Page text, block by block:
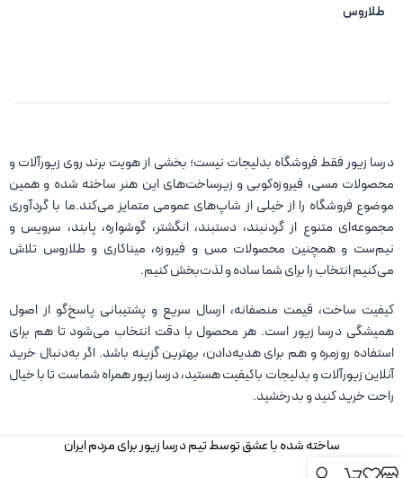
طلاروس
درسا زیور فقط فروشگاه بدلیجات نیست؛ بخشی از هویت برند روی زیورآلات و
محصولات مسی، فیروزه‌کوبی و زیرساخت‌های این هنر ساخته شده و همین
موضوع فروشگاه را از خیلی از شاپ‌های عمومی متمایز می‌کند.ما با گردآوری
مجموعه‌ای متنوع از گردنبند، دستبند، انگشتر، گوشواره، پابند، سرویس و
نیم‌ست و همچنین محصولات مس و فیروزه، میناکاری و طلاروس تلاش
می‌کنیم انتخاب را برای شما ساده و لذت‌بخش کنیم.
کیفیت ساخت، قیمت منصفانه، ارسال سریع و پشتیبانی پاسخ‌گو از اصول
همیشگی درسا زیور است. هر محصول با دقت انتخاب می‌شود تا هم برای
استفاده روزمره و هم برای هدیه‌دادن، بهترین گزینه باشد. اگر به‌دنبال خرید
آنلاین زیورآلات و بدلیجات باکیفیت هستید، درسا زیور همراه شماست تا با خیال
راحت خرید کنید و بدرخشید.
ساخته شده با عشق توسط تیم درسا زیور برای مردم ایران